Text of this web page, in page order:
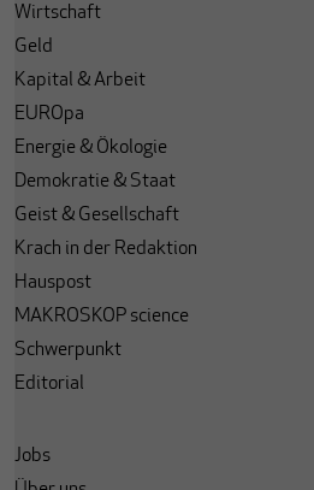
Wirtschaft
Geld
Kapital & Arbeit
EUROpa
Energie & Ökologie
Demokratie & Staat
Geist & Gesellschaft
Krach in der Redaktion
Hauspost
MAKROSKOP science
Schwerpunkt
Editorial
Jobs